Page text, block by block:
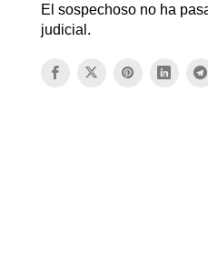
El sospechoso no ha
judicial.